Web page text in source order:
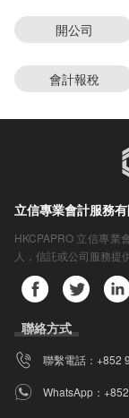
開公司
會計報稅
立信專業會計服務
HKCPAPRO 立信專業
人，信託或公司服務提
聯絡方式
聯繫電話： +852
WhatsApp：